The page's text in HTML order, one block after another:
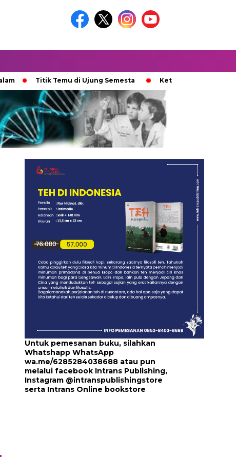
Titik Temu di Ujung Semesta Ketika Ijazah Analog
Untuk pemesanan buku, silahkan
Whatshapp WhatsApp
wa.me/6285284038688 atau pun
melalui facebook Intrans Publishing,
Instagram @intranspublishingstore
serta Intrans Online bookstore